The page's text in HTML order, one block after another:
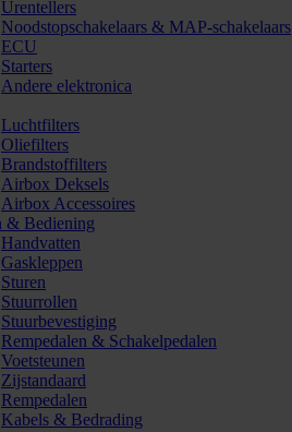
Urentellers
Noodstopschakelaars & MAP-schakelaars
ECU
Starters
Andere elektronica
Luchtfilters
Oliefilters
Brandstoffilters
Airbox Deksels
Airbox Accessoires
& Bediening
Handvatten
Gaskleppen
Sturen
Stuurrollen
Stuurbevestiging
Rempedalen & Schakelpedalen
Voetsteunen
Zijstandaard
Rempedalen
Kabels & Bedrading